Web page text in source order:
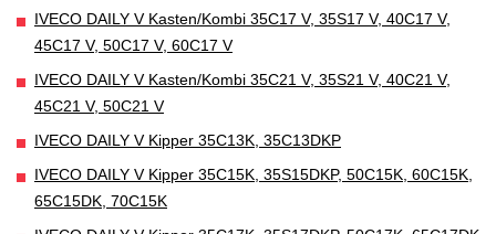
IVECO DAILY V Kasten/Kombi 35C17 V, 35S17 V, 40C17 V,
45C17 V, 50C17 V, 60C17 V
IVECO DAILY V Kasten/Kombi 35C21 V, 35S21 V, 40C21 V,
45C21 V, 50C21 V
IVECO DAILY V Kipper 35C13K, 35C13DKP
IVECO DAILY V Kipper 35C15K, 35S15DKP, 50C15K, 60C15K,
65C15DK, 70C15K